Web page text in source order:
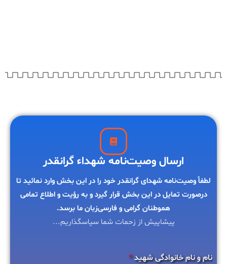
ارسال وصیت‌نامه شهداء گرانقدر
لطفاً وصیت‌نامه شهدای گرانقدر خود را در این بخش وارد نمائید تا
درصورت تمایل در این بخش قرار گیرد و به رؤیت و اطلاع تمامی
هموطنان گرامی و فارسی‌زبان ما برسد.
پیشاپیش از زحمات شما سپاسگذاریم...
نام و نام خانوادگی شهید*